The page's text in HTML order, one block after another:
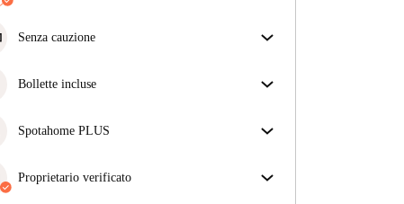
ottieni esattamente ciò che vedi nell'annuncio.
Senza cauzione
trasloco senza deposito.
Bollette incluse
incluse, che coprono l'affitto e le utenze per
Spotahome PLUS
fornendo accesso agli standard di sicurezza più
elevati e un supporto aggiuntivo durante la
Proprietario verificato